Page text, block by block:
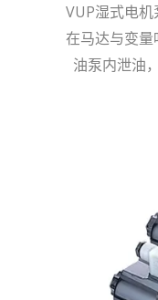
VUP湿式电机
在马达与变
油泵内泄油